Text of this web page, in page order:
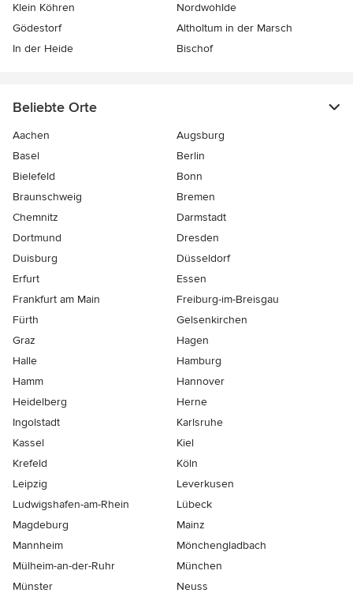
Klein Köhren
Nordwohlde
Gödestorf
Altholtum in der Marsch
In der Heide
Bischof
Beliebte Orte
Aachen
Augsburg
Basel
Berlin
Bielefeld
Bonn
Braunschweig
Bremen
Chemnitz
Darmstadt
Dortmund
Dresden
Duisburg
Düsseldorf
Erfurt
Essen
Frankfurt am Main
Freiburg-im-Breisgau
Fürth
Gelsenkirchen
Graz
Hagen
Halle
Hamburg
Hamm
Hannover
Heidelberg
Herne
Ingolstadt
Karlsruhe
Kassel
Kiel
Krefeld
Köln
Leipzig
Leverkusen
Ludwigshafen-am-Rhein
Lübeck
Magdeburg
Mainz
Mannheim
Mönchen­gladbach
Mülheim-an-der-Ruhr
München
Münster
Neuss